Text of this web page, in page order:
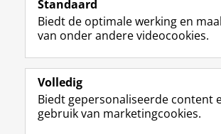
e
b
o
p
a
k
e
I
-
p
-
f
e
R
Studiekiezers
Alumni
Over ons
Standaard
Biedt de optimale werking en
van onder andere videocookies.
Volledig
Biedt gepersonaliseerde content
gebruik van marketingcookies.